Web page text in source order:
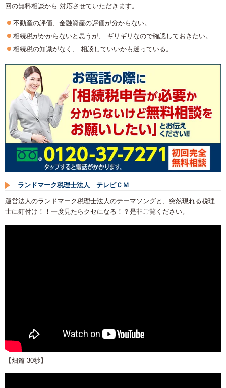
回の無料相談から 対応させていただきます。
不動産の評価、金融資産の評価が分からない。
相続税がかからないと思うが、 ギリギリなので確認しておきたい。
相続税の知識がなく、 相談していいかも迷っている。
ランドマーク税理士法人 テレビＣＭ
運営法人のランドマーク税理士法人のテーマソングと、突然現れる税理
士に釘付け！！一度見たらクセになる！？是非ご覧ください。
【畑篇 30秒】